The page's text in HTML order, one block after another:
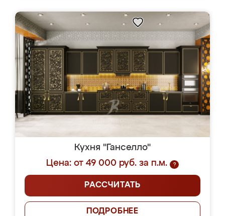
Кухня "Ганселло"
Цена: от 49 000 руб. за п.м.
?
РАССЧИТАТЬ
ПОДРОБНЕЕ